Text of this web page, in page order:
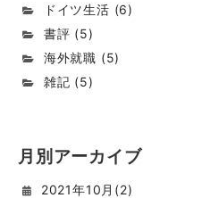
ドイツ生活 (6)
書評 (5)
海外就職 (5)
雑記 (5)
月別アーカイブ
2021年10 月(2)